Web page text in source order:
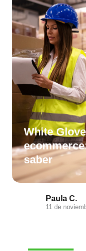
White
saber
Paula C.
11 de